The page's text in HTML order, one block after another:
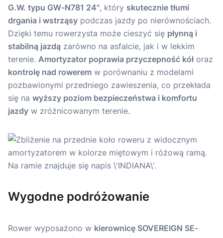
G.W. typu GW-N781 24", który skutecznie tłumi
drgania i wstrząsy podczas jazdy po nierównościach.
Dzięki temu rowerzysta może cieszyć się płynną i
stabilną jazdą zarówno na asfalcie, jak i w lekkim
terenie. Amortyzator poprawia przyczepność kółoraz
kontrolę nad rowerem w porównaniu z modelami
pozbawionymi przedniego zawieszenia, co przekłada
się na wyższy poziom bezpieczeństwa i komfortu
jazdy w zróżnicowanym terenie.
Wygodne podróżowanie
Rower wyposażono w kierownicę SOVEREIGN SE-